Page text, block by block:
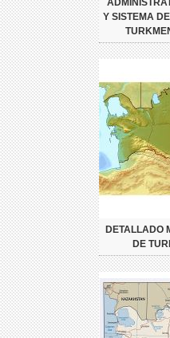
Y SISTEMA
DETALLADO
DE